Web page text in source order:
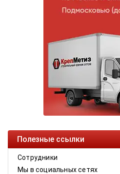
Полезные ссылки
Сотрудники
Мы в социальных сетях